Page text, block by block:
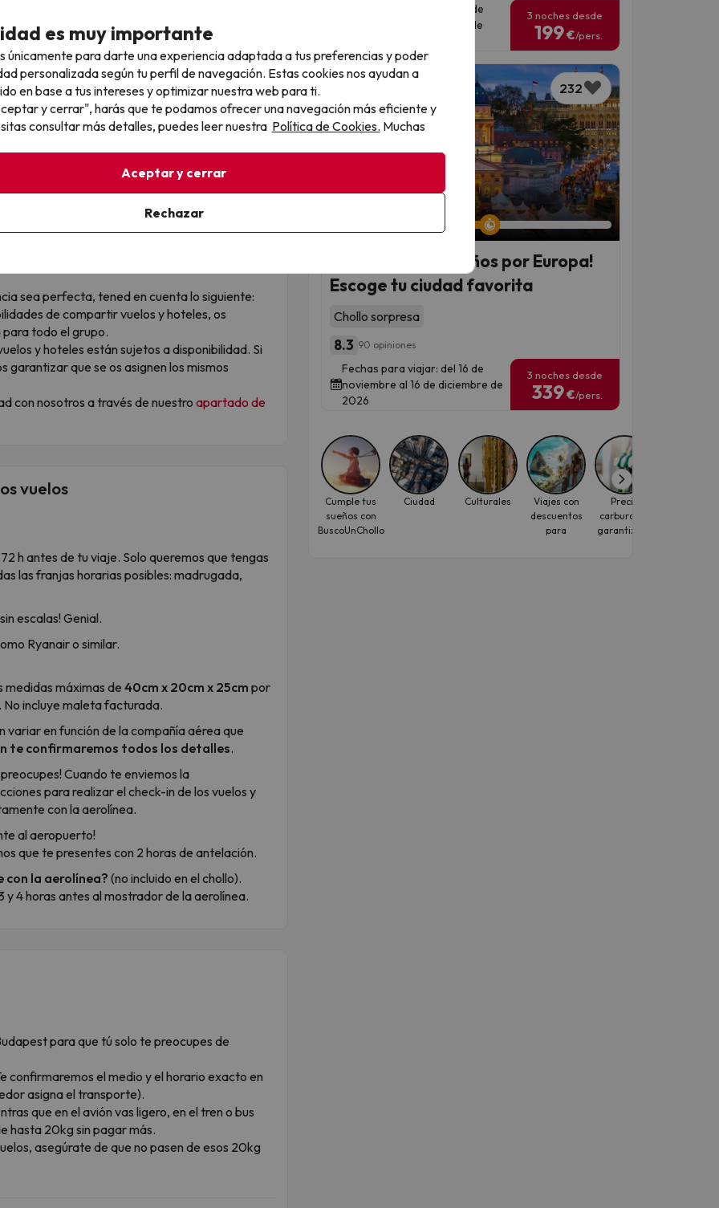
los alojamientos y los horarios de los
la sorpresa se mantiene para todos
por tu cuenta?Te recomendamos
que visitarás. Así podrás organizarte mejor y
cómoda y flexible.
duda, podremos ayudarte en todo momento.
para ti!
sea perfecta, tened en cuenta lo siguiente:
de compartir vuelos y hoteles, os
todo el grupo.
y hoteles están sujetos a disponibilidad. Si
garantizar que se os asignen los mismos
con nosotros a través de nuestro apartado de
vuelos
h antes de tu viaje. Solo queremos que tengas
las franjas horarias posibles: madrugada,
escalas! Genial.
Ryanair o similar.
medidas máximas de 40cm x 20cm x 25cm por
No incluye maleta facturada.
variar en función de la compañía aérea que
te confirmaremos todos los detalles.
preocupes! Cuando te enviemos la
para realizar el check-in de los vuelos y
con la aerolínea.
al aeropuerto!
que te presentes con 2 horas de antelación.
la aerolínea? (no incluido en el chollo).
4 horas antes al mostrador de la aerolínea.
para que tú solo te preocupes de
confirmaremos el medio y el horario exacto en
asigna el transporte).
que en el avión vas ligero, en el tren o bus
hasta 20kg sin pagar más.
asegúrate de que no pasen de esos 20kg
Fechas para viajar: del 13 de
noviembre de 2026 al 23 de
3 noches desde
199€/pers.
232
¡Mercados navideños por Europa!
Escoge tu ciudad favorita
Chollo sorpresa
8.3 90 opiniones
Fechas para viajar: del 16 de
noviembre al 16 de diciembre de
2026
3 noches desde
339€/pers.
Cumple tus
sueños con
BuscoUnChollo
Ciudad Culturales
Viajes con
descuentos
para
Precio
carburante
garantizado
es muy importante
únicamente para darte una experiencia adaptada a tus preferencias y poder
personalizada según tu perfil de navegación. Estas cookies nos ayudan a
en base a tus intereses y optimizar nuestra web para ti.
y cerrar", harás que te podamos ofrecer una navegación más eficiente y
consultar más detalles, puedes leer nuestra Política de Cookies. Muchas
Aceptar y cerrar
Rechazar